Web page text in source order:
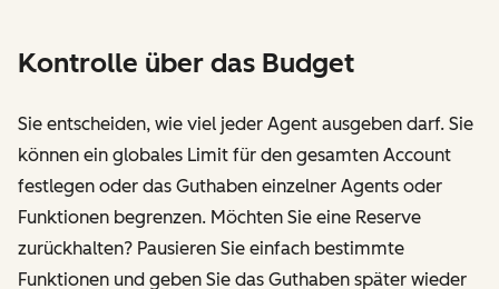
Kontrolle über das Budget
Sie entscheiden, wie viel jeder Agent ausgeben darf. Sie
können ein globales Limit für den gesamten Account
festlegen oder das Guthaben einzelner Agents oder
Funktionen begrenzen. Möchten Sie eine Reserve
zurückhalten? Pausieren Sie einfach bestimmte
Funktionen und geben Sie das Guthaben später wieder